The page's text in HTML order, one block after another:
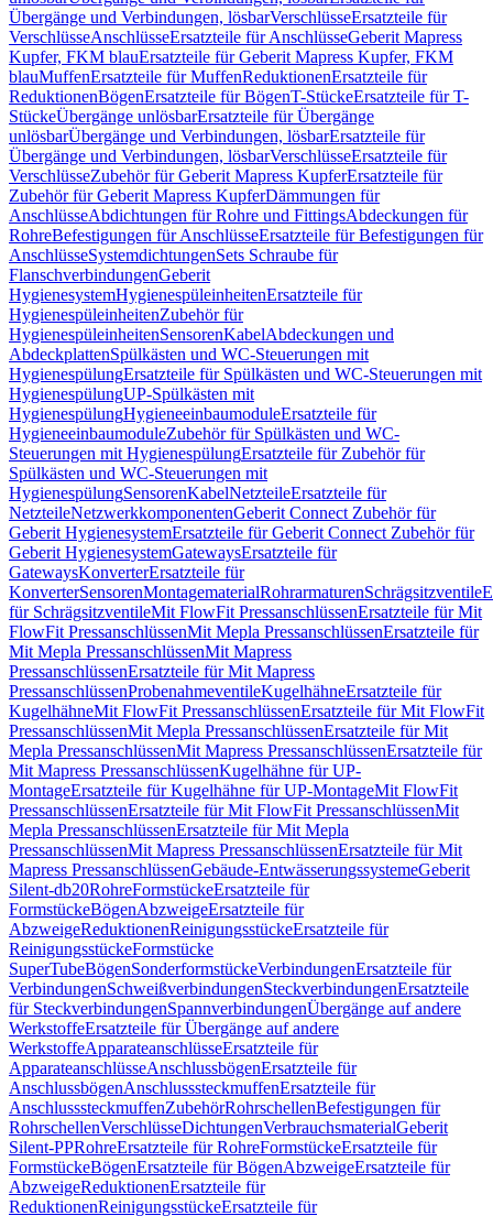
Übergänge und Verbindungen, lösbarVerschlüsseErsatzteile für
VerschlüsseAnschlüsseErsatzteile für AnschlüsseGeberit Mapress
Kupfer, FKM blauErsatzteile für Geberit Mapress Kupfer, FKM
blauMuffenErsatzteile für MuffenReduktionenErsatzteile für
ReduktionenBögenErsatzteile für BögenT-StückeErsatzteile für T-
StückeÜbergänge unlösbarErsatzteile für Übergänge
unlösbarÜbergänge und Verbindungen, lösbarErsatzteile für
Übergänge und Verbindungen, lösbarVerschlüsseErsatzteile für
VerschlüsseZubehör für Geberit Mapress KupferErsatzteile für
Zubehör für Geberit Mapress KupferDämmungen für
AnschlüsseAbdichtungen für Rohre und FittingsAbdeckungen für
RohreBefestigungen für AnschlüsseErsatzteile für Befestigungen für
AnschlüsseSystemdichtungenSets Schraube für
FlanschverbindungenGeberit
HygienesystemHygienespüleinheitenErsatzteile für
HygienespüleinheitenZubehör für
HygienespüleinheitenSensorenKabelAbdeckungen und
AbdeckplattenSpülkästen und WC-Steuerungen mit
HygienespülungErsatzteile für Spülkästen und WC-Steuerungen mit
HygienespülungUP-Spülkästen mit
HygienespülungHygieneeinbaumoduleErsatzteile für
HygieneeinbaumoduleZubehör für Spülkästen und WC-
Steuerungen mit HygienespülungErsatzteile für Zubehör für
Spülkästen und WC-Steuerungen mit
HygienespülungSensorenKabelNetzteileErsatzteile für
NetzteileNetzwerkkomponentenGeberit Connect Zubehör für
Geberit HygienesystemErsatzteile für Geberit Connect Zubehör für
Geberit HygienesystemGatewaysErsatzteile für
GatewaysKonverterErsatzteile für
KonverterSensorenMontagematerialRohrarmaturenSchrägsitzventile
für SchrägsitzventileMit FlowFit PressanschlüssenErsatzteile für Mit
FlowFit PressanschlüssenMit Mepla PressanschlüssenErsatzteile für
Mit Mepla PressanschlüssenMit Mapress
PressanschlüssenErsatzteile für Mit Mapress
PressanschlüssenProbenahmeventileKugelhähneErsatzteile für
KugelhähneMit FlowFit PressanschlüssenErsatzteile für Mit FlowFit
PressanschlüssenMit Mepla PressanschlüssenErsatzteile für Mit
Mepla PressanschlüssenMit Mapress PressanschlüssenErsatzteile für
Mit Mapress PressanschlüssenKugelhähne für UP-
MontageErsatzteile für Kugelhähne für UP-MontageMit FlowFit
PressanschlüssenErsatzteile für Mit FlowFit PressanschlüssenMit
Mepla PressanschlüssenErsatzteile für Mit Mepla
PressanschlüssenMit Mapress PressanschlüssenErsatzteile für Mit
Mapress PressanschlüssenGebäude-EntwässerungssystemeGeberit
Silent-db20RohreFormstückeErsatzteile für
FormstückeBögenAbzweigeErsatzteile für
AbzweigeReduktionenReinigungsstückeErsatzteile für
ReinigungsstückeFormstücke
SuperTubeBögenSonderformstückeVerbindungenErsatzteile für
VerbindungenSchweißverbindungenSteckverbindungenErsatzteile
für SteckverbindungenSpannverbindungenÜbergänge auf andere
WerkstoffeErsatzteile für Übergänge auf andere
WerkstoffeApparateanschlüsseErsatzteile für
ApparateanschlüsseAnschlussbögenErsatzteile für
AnschlussbögenAnschlusssteckmuffenErsatzteile für
AnschlusssteckmuffenZubehörRohrschellenBefestigungen für
RohrschellenVerschlüsseDichtungenVerbrauchsmaterialGeberit
Silent-PPRohreErsatzteile für RohreFormstückeErsatzteile für
FormstückeBögenErsatzteile für BögenAbzweigeErsatzteile für
AbzweigeReduktionenErsatzteile für
ReduktionenReinigungsstückeErsatzteile für